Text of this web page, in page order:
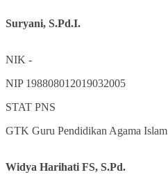
Suryani, S.Pd.I.
NIK -
NIP 198808012019032005
STAT PNS
GTK Guru Pendidikan Agama Islam
Widya Harihati FS, S.Pd.